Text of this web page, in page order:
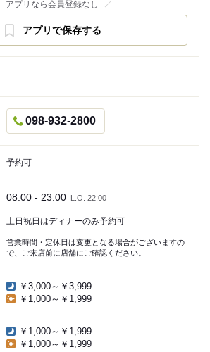
アプリなら会員登録なし
アプリで保存する
098-932-2800
予約可
08:00 - 23:00 L.O. 22:00
土日祝日はディナーのみ予約可
営業時間・定休日は変更となる場合がございますの
で、ご来店前に店舗にご確認ください。
￥3,000～￥3,999
￥1,000～￥1,999
￥1,000～￥1,999
￥1,000～￥1,999